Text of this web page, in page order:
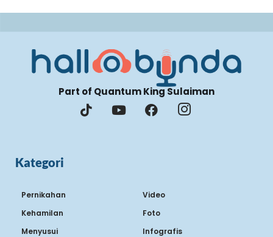
Part of Quantum King Sulaiman
Kategori
Pernikahan
Kehamilan
Menyusui
Video
Foto
Infografis